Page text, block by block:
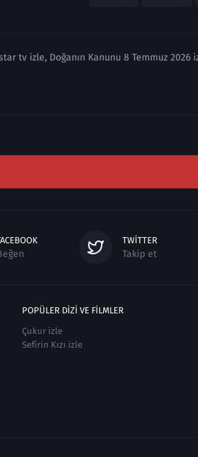
tv izle, Doğanın Kanunu 8 Temmuz 2026
TWITTER
Takip et
POPÜLER DIZI VE FILMLER
Çukur izle
Sefirin Kızı izle